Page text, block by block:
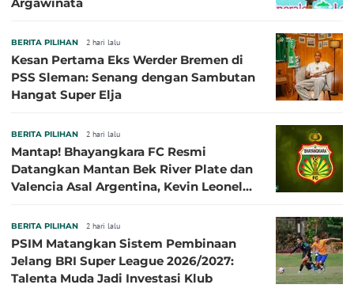
Argawinata
BERITA PILIHAN 2 hari lalu
Kesan Pertama Eks Werder Bremen di
PSS Sleman: Senang dengan Sambutan
Hangat Super Elja
BERITA PILIHAN 2 hari lalu
Mantap! Bhayangkara FC Resmi
Datangkan Mantan Bek River Plate dan
Valencia Asal Argentina, Kevin Leonel
BERITA PILIHAN 2 hari lalu
PSIM Matangkan Sistem Pembinaan
Jelang BRI Super League 2026/2027:
Talenta Muda Jadi Investasi Klub